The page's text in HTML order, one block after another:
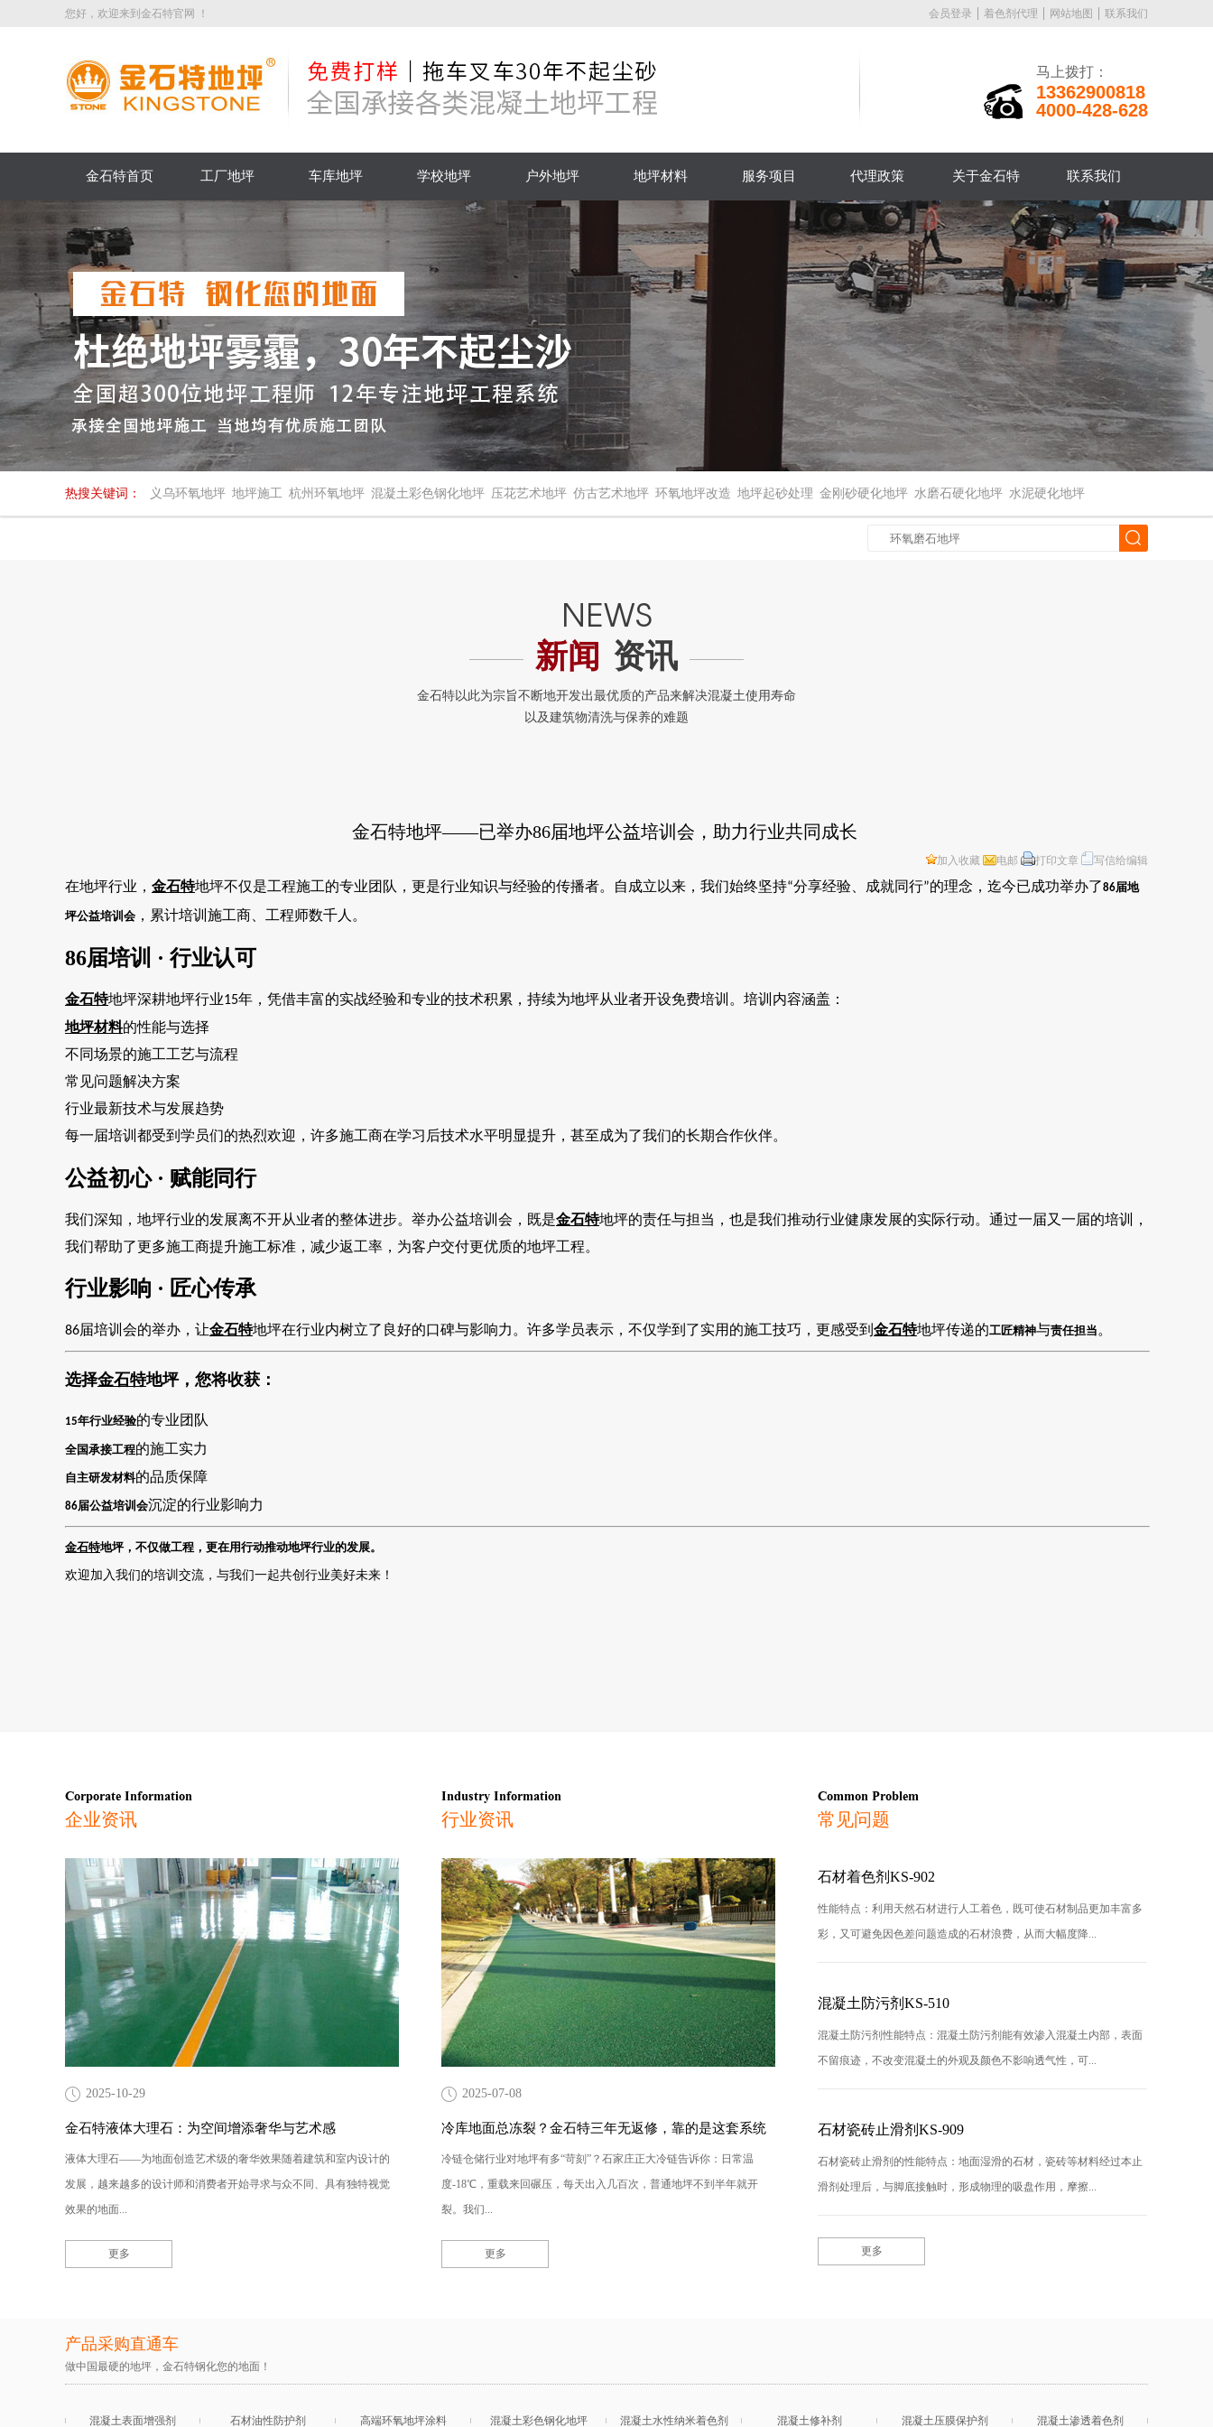
您好，欢迎来到金石特官网 ！ 会员登录 着色剂代理 网站地图 联系我们
马上拨打：
13362900818
4000-428-628
金石特首页 工厂地坪 车库地坪 学校地坪 户外地坪 地坪材料 服务项目 代理政策 关于金石特 联系我们
热搜关键词： 义乌环氧地坪 地坪施工 杭州环氧地坪 混凝土彩色钢化地坪 压花艺术地坪 仿古艺术地坪 环氧地坪改造 地坪起砂处理 金刚砂硬化地坪 水磨石硬化地坪 水泥硬化地坪
新闻 资讯
金石特地坪——已举办86届地坪公益培训会，助力行业共同成长
加入收藏 电邮 打印文章 写信给编辑
在地坪行业， 金石特地坪不仅是工程施工的专业团队，更是行业知识与经验的传播者。自成立以来，我们始终坚持“分享经验、成就同行”的理念，迄今已成功举办了86届地
坪公益培训会 ，累计培训施工商、工程师数千人。
86届培训 · 行业认可
金石特地坪深耕地坪行业15年，凭借丰富的实战经验和专业的技术积累，持续为地坪从业者开设免费培训。培训内容涵盖：
地坪材料的性能与选择
不同场景的施工工艺与流程
常见问题解决方案
行业最新技术与发展趋势
每一届培训都受到学员们的热烈欢迎，许多施工商在学习后技术水平明显提升，甚至成为了我们的长期合作伙伴。
公益初心 · 赋能同行
我们深知，地坪行业的发展离不开从业者的整体进步。举办公益培训会，既是金石特地坪的责任与担当，也是我们推动行业健康发展的实际行动。通过一届又一届的培训，
我们帮助了更多施工商提升施工标准，减少返工率，为客户交付更优质的地坪工程。
行业影响 · 匠心传承
86届培训会的举办，让金石特地坪在行业内树立了良好的口碑与影响力。许多学员表示，不仅学到了实用的施工技巧，更感受到 金石特地坪传递的工匠精神与责任担当 。
选择金石特地坪，您将收获：
15年行业经验的专业团队
全国承接工程的施工实力
自主研发材料的品质保障
86届公益培训会沉淀的行业影响力
金石特地坪，不仅做工程，更在用行动推动地坪行业的发展。
欢迎加入我们的培训交流，与我们一起共创行业美好未来！
Corporate Information
企业资讯
2025-10-29
金石特液体大理石：为空间增添奢华与艺术感
液体大理石——为地面创造艺术级的奢华效果随着建筑和室内设计的
发展，越来越多的设计师和消费者开始寻求与众不同、具有独特视觉
效果的地面...
更多
Industry Information
行业资讯
2025-07-08
冷库地面总冻裂？金石特三年无返修，靠的是这套系统
冷链仓储行业对地坪有多“苛刻”？石家庄正大冷链告诉你：日常温
度-18℃，重载来回碾压，每天出入几百次，普通地坪不到半年就开
裂。我们...
更多
Common Problem
常见问题
石材着色剂KS-902
性能特点：利用天然石材进行人工着色，既可使石材制品更加丰富多
彩，又可避免因色差问题造成的石材浪费，从而大幅度降...
混凝土防污剂KS-510
混凝土防污剂性能特点：混凝土防污剂能有效渗入混凝土内部，表面
不留痕迹，不改变混凝土的外观及颜色不影响透气性，可...
石材瓷砖止滑剂KS-909
石材瓷砖止滑剂的性能特点：地面湿滑的石材，瓷砖等材料经过本止
滑剂处理后，与脚底接触时，形成物理的吸盘作用，摩擦...
更多
产品采购直通车
做中国最硬的地坪，金石特钢化您的地面！
混凝土表面增强剂 石材油性防护剂 高端环氧地坪涂料 混凝土彩色钢化地坪 混凝土水性纳米着色剂 混凝土修补剂 混凝土压膜保护剂 混凝土渗透着色剂